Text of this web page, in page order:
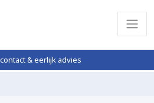
& eerlijk advies